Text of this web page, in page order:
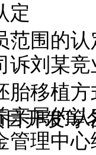
定
范围的
诉刘某
胎移植
亲属的
管理中
开发等